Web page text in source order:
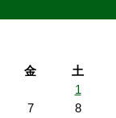
金
土
1
7
8